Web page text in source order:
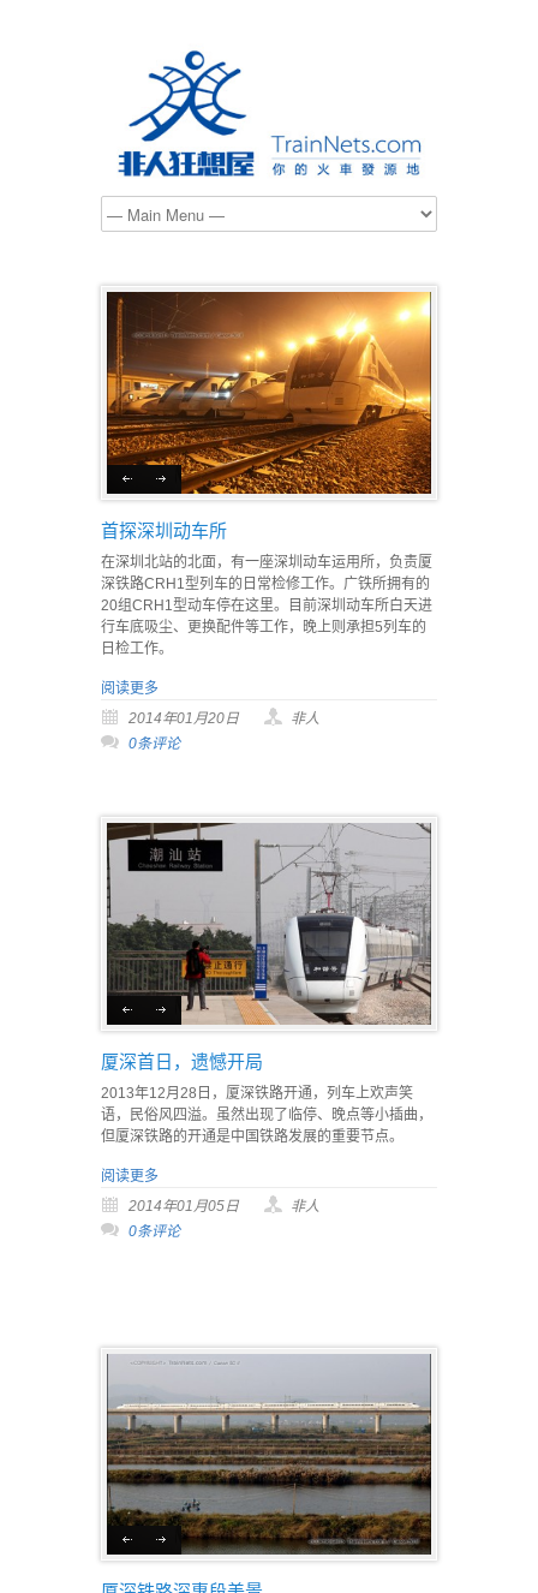
首探深圳动车所
在深圳北站的北面，有一座深圳动车运用所，负责厦
深铁路CRH1型列车的日常检修工作。广铁所拥有的
20组CRH1型动车停在这里。目前深圳动车所白天进
行车底吸尘、更换配件等工作，晚上则承担5列车的
日检工作。
阅读更多
2014年01月20日
非人
0条评论
厦深首日，遗憾开局
2013年12月28日，厦深铁路开通，列车上欢声笑
语，民俗风四溢。虽然出现了临停、晚点等小插曲，
但厦深铁路的开通是中国铁路发展的重要节点。
阅读更多
2014年01月05日
非人
0条评论